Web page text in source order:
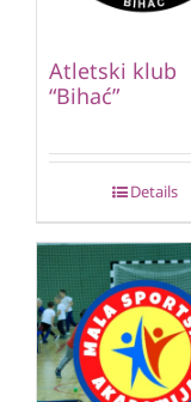
Atletski klub
“Bihać”
Details